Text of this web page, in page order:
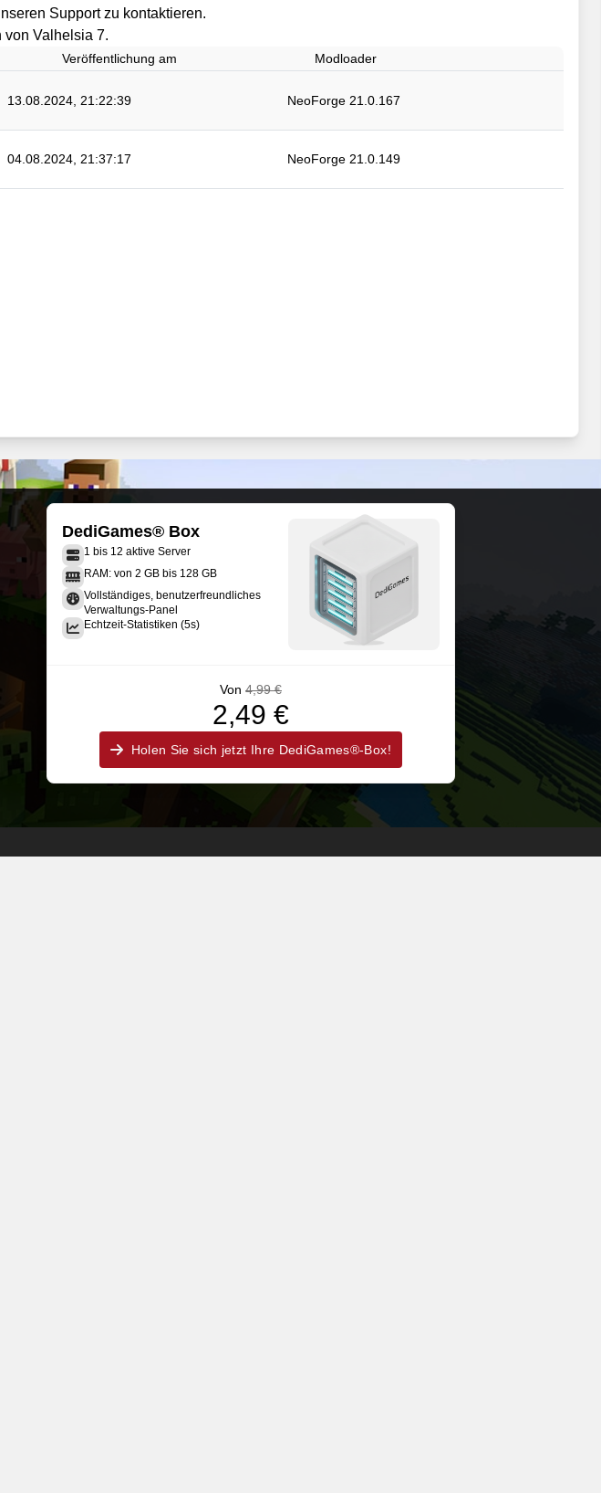
Support zu kontaktieren.
von Valhelsia 7.
Veröffentlichung am Modloader
13.08.2024, 21:22:39 NeoForge 21.0.167
04.08.2024, 21:37:17 NeoForge 21.0.149
DediGames® Box
1 bis 12 aktive Server
RAM: von 2 GB bis 128 GB
Vollständiges, benutzerfreundliches
Verwaltungs-Panel
Echtzeit-Statistiken (5s)
Von 4,99 €
2,49 €
Holen Sie sich jetzt Ihre DediGames®-Box!